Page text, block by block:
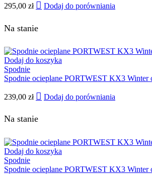
295,00 zł Dodaj do porówniania
Na stanie
Dodaj do koszyka
Spodnie
Spodnie ocieplane PORTWEST KX3 Winter
239,00 zł Dodaj do porówniania
Na stanie
Dodaj do koszyka
Spodnie
Spodnie ocieplane PORTWEST KX3 Winter